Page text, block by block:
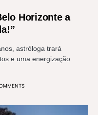
Horizonte a
astróloga trará
e uma energização